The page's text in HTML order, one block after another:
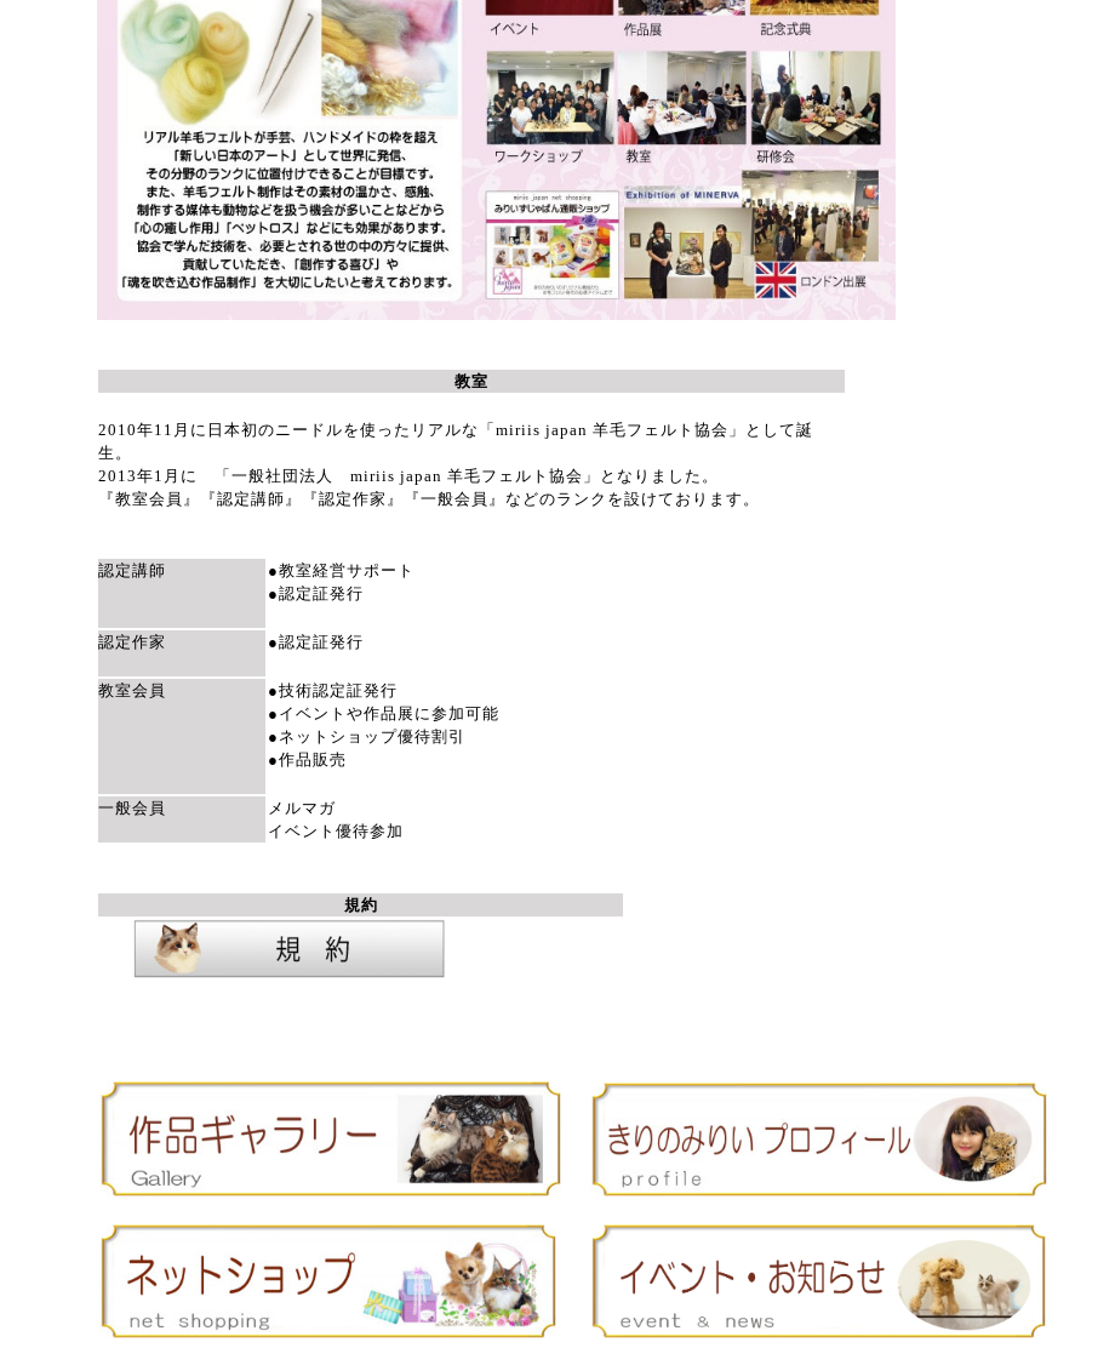
教室
2010年11月に日本初のニードルを使ったリアルな「miriis japan 羊毛フェルト協会」として誕
生。
2013年1月に 「一般社団法人 miriis japan 羊毛フェルト協会」となりました。
『教室会員』『認定講師』
『認定作家』 『一般会員』 などのランクを設けております。
認定講師
●教室経営サポート
●認定証発行
認定作家 ●認定証発行
教室会員
●技術認定証発行
●イベントや作品展に参加可能
●ネットショップ優待割引
●作品販売
一般会員
メルマガ
イベント優待参加
規約